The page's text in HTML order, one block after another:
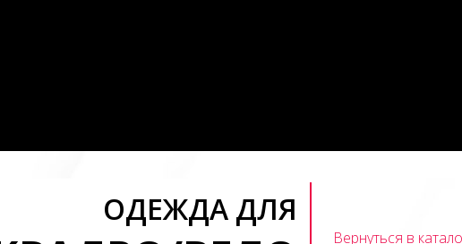
ОДЕЖДА ДЛЯ
Вернуться в